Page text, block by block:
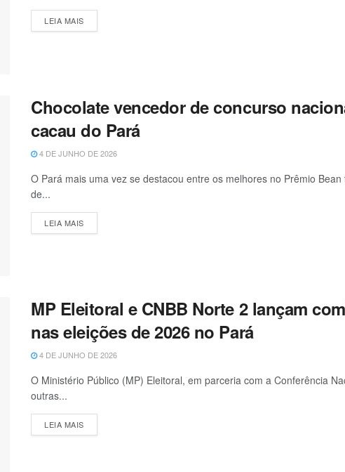
LEIA MAIS
Chocolate vencedor de concurso
cacau do Pará
4 DE JUNHO DE 2026
O Pará mais uma vez se destacou entre os melhores no Prêmio
de...
LEIA MAIS
MP Eleitoral e CNBB Norte 2 lançam
nas eleições de 2026 no Pará
4 DE JUNHO DE 2026
O Ministério Público (MP) Eleitoral, em parceria com a Conferência
outras...
LEIA MAIS